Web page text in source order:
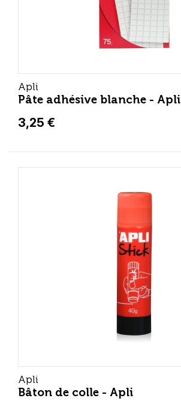
Apli
Pâte adhésive blanche - Apli
3,25 €
Apli
Bâton de colle - Apli